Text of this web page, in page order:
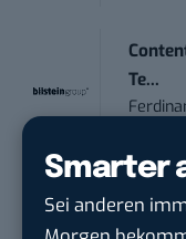
Smarter
Sei anderen
Te...
IT
(m/w/